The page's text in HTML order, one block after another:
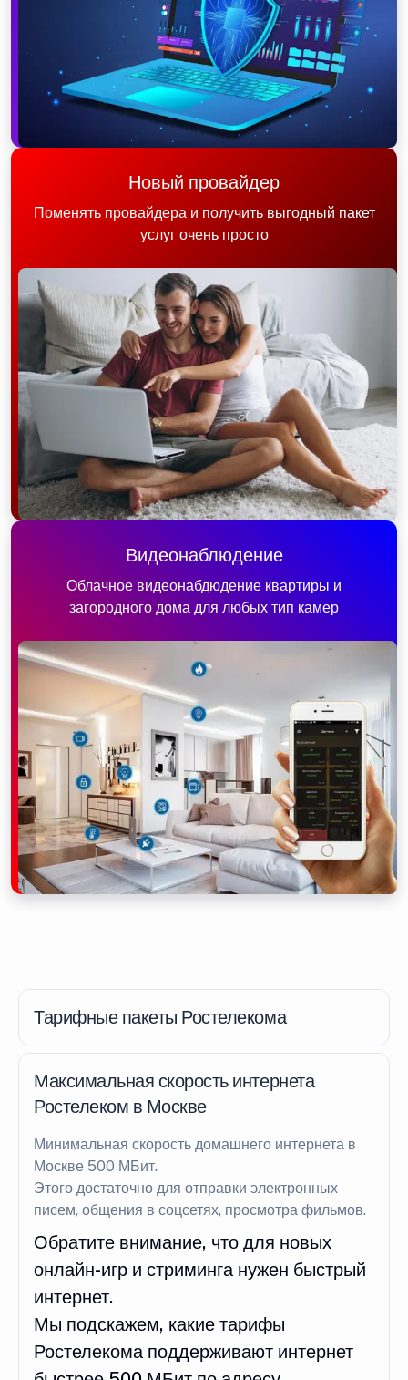
Новый провайдер
Поменять провайдера и получить выгодный пакет
услуг очень просто
Видеонаблюдение
Облачное видеонабдюдение квартиры и
загородного дома для любых тип камер
Тарифные пакеты Ростелекома
Максимальная скорость интернета
Ростелеком в Москве
Минимальная скорость домашнего интернета в
Москве 500 МБит.
Этого достаточно для отправки электронных
писем, общения в соцсетях, просмотра фильмов.
Обратите внимание, что для новых
онлайн-игр и стриминга нужен быстрый
интернет.
Мы подскажем, какие тарифы
Ростелекома поддерживают интернет